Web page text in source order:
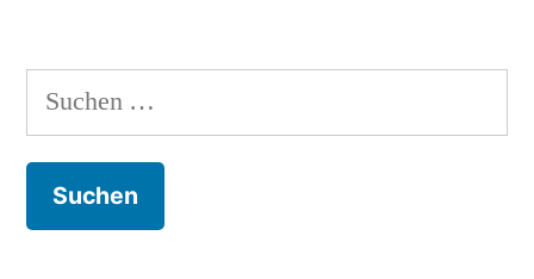
Suchen
nach: